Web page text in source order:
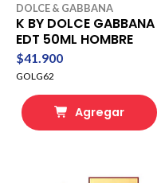
DOLCE & GABBANA
K BY DOLCE GABBANA
EDT 50ML HOMBRE
$41.900
GOLG62
Agregar